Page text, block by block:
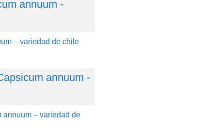
– variedad de chile
annuum – variedad de